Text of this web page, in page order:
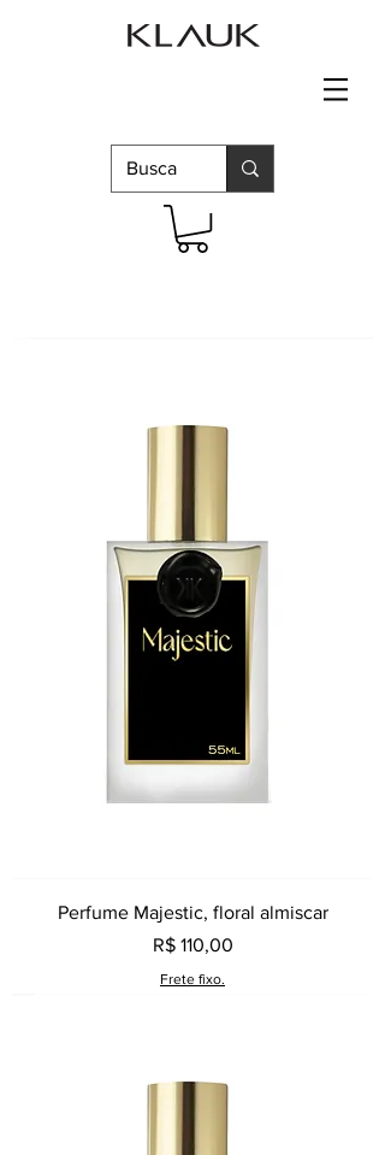
Perfume Majestic, floral almiscar
Preço
R$ 110,00
Frete fixo.